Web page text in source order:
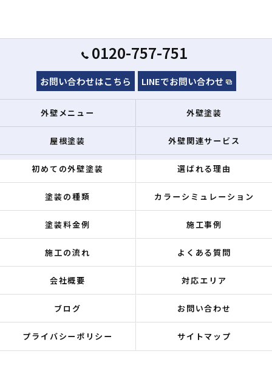
0120-757-751
お問い合わせはこちら LINEでお問い合わせ
外壁メニュー 外壁塗装
屋根塗装 外壁関連サービス
初めての外壁塗装 選ばれる理由
塗装の種類 カラーシミュレーション
塗装料金例 施工事例
施工の流れ よくある質問
会社概要 対応エリア
ブログ お問い合わせ
プライバシーポリシー サイトマップ